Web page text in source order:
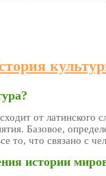
от латинского
Базовое,
то, что связано с
истории